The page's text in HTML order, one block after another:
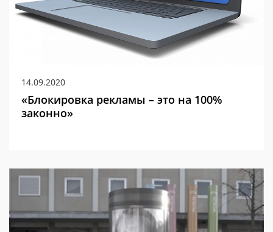
14.09.2020
«Блокировка рекламы – это на 100%
законно»